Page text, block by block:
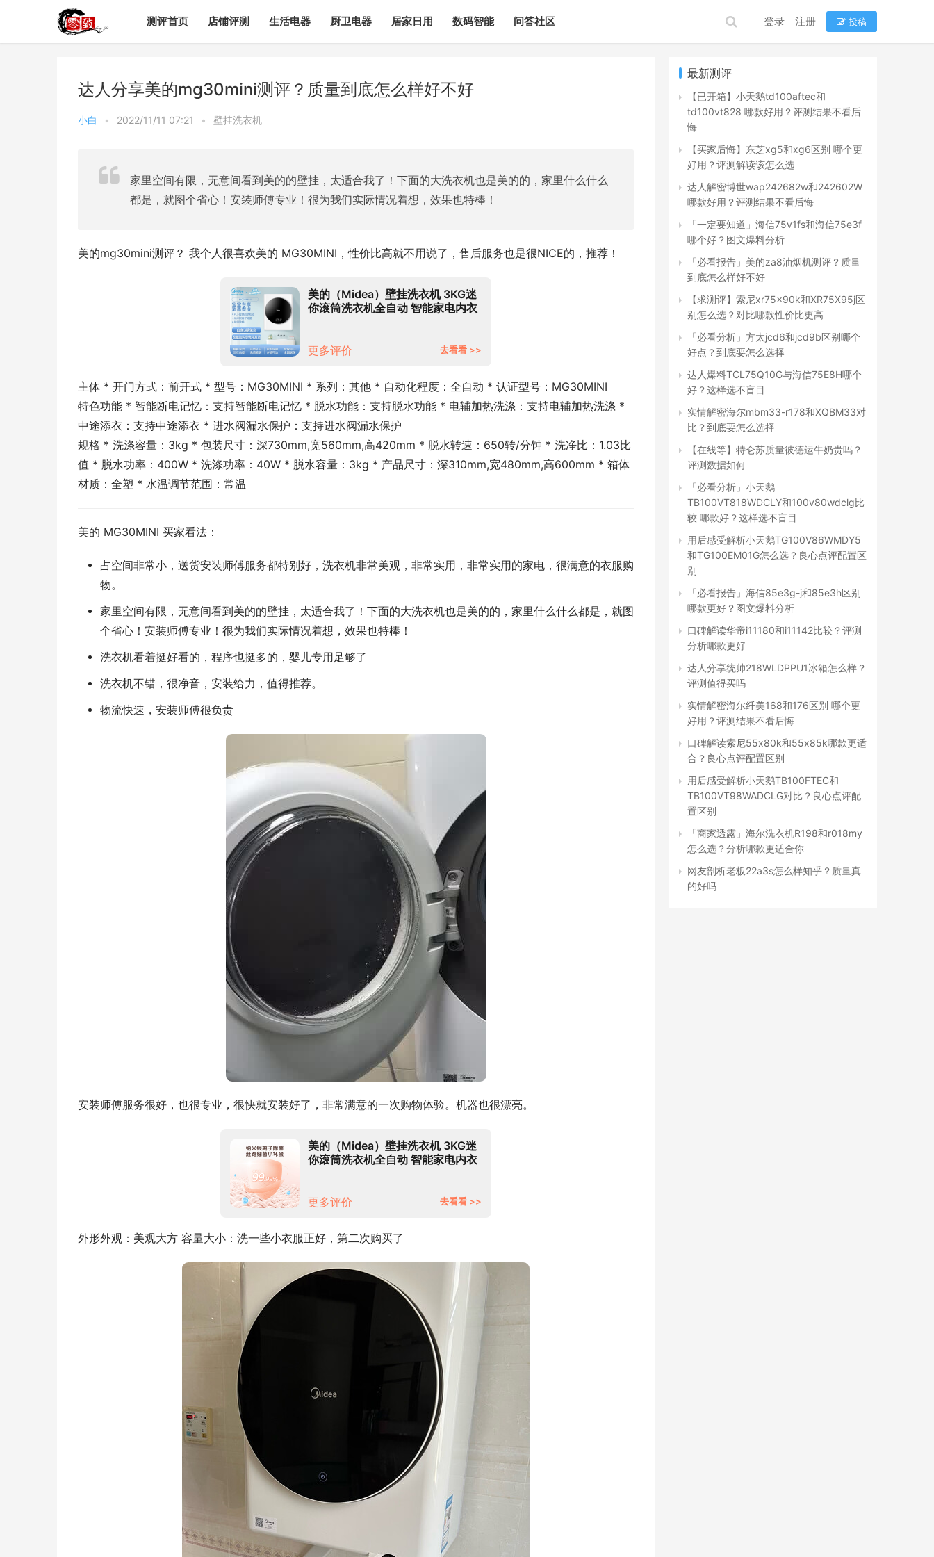
测评首页 店铺评测 生活电器 厨卫电器 居家日用 数码智能 问答社区 登录 注册 投稿
达人分享美的mg30mini测评？质量到底怎么样好不好
小白 • 2022/11/11 07:21 • 壁挂洗衣机
家里空间有限，无意间看到美的的壁挂，太适合我了！下面的大洗衣机也是美的的，家里什么什么
都是，就图个省心！安装师傅专业！很为我们实际情况着想，效果也特棒！
美的mg30mini测评？ 我个人很喜欢美的 MG30MINI，性价比高就不用说了，售后服务也是很NICE的，推荐！
美的（Midea）壁挂洗衣机 3KG迷
你滚筒洗衣机全自动 智能家电内衣
更多评价
去看看 >>
主体 * 开门方式：前开式 * 型号：MG30MINI * 系列：其他 * 自动化程度：全自动 * 认证型号：MG30MINI
特色功能 * 智能断电记忆：支持智能断电记忆 * 脱水功能：支持脱水功能 * 电辅加热洗涤：支持电辅加热洗涤 *
中途添衣：支持中途添衣 * 进水阀漏水保护：支持进水阀漏水保护
规格 * 洗涤容量：3kg * 包装尺寸：深730mm,宽560mm,高420mm * 脱水转速：650转/分钟 * 洗净比：1.03比
值 * 脱水功率：400W * 洗涤功率：40W * 脱水容量：3kg * 产品尺寸：深310mm,宽480mm,高600mm * 箱体
材质：全塑 * 水温调节范围：常温
美的 MG30MINI 买家看法：
占空间非常小，送货安装师傅服务都特别好，洗衣机非常美观，非常实用，非常实用的家电，很满意的衣服购
物。
家里空间有限，无意间看到美的的壁挂，太适合我了！下面的大洗衣机也是美的的，家里什么什么都是，就图
个省心！安装师傅专业！很为我们实际情况着想，效果也特棒！
洗衣机看着挺好看的，程序也挺多的，婴儿专用足够了
洗衣机不错，很净音，安装给力，值得推荐。
物流快速，安装师傅很负责
安装师傅服务很好，也很专业，很快就安装好了，非常满意的一次购物体验。机器也很漂亮。
美的（Midea）壁挂洗衣机 3KG迷
你滚筒洗衣机全自动 智能家电内衣
更多评价
去看看 >>
外形外观：美观大方 容量大小：洗一些小衣服正好，第二次购买了
最新测评
【已开箱】小天鹅td100aftec和
td100vt828 哪款好用？评测结果不看后
悔
【买家后悔】东芝xg5和xg6区别 哪个更
好用？评测解读该怎么选
达人解密博世wap242682w和242602W
哪款好用？评测结果不看后悔
「一定要知道」海信75v1fs和海信75e3f
哪个好？图文爆料分析
「必看报告」美的za8油烟机测评？质量
到底怎么样好不好
【求测评】索尼xr75x90k和XR75X95j区
别怎么选？对比哪款性价比更高
「必看分析」方太jcd6和jcd9b区别哪个
好点？到底要怎么选择
达人爆料TCL75Q10G与海信75E8H哪个
好？这样选不盲目
实情解密海尔mbm33-r178和XQBM33对
比？到底要怎么选择
【在线等】特仑苏质量彼德运牛奶贵吗？
评测数据如何
「必看分析」小天鹅
TB100VT818WDCLY和100v80wdclg比
较 哪款好？这样选不盲目
用后感受解析小天鹅TG100V86WMDY5
和TG100EM01G怎么选？良心点评配置区
别
「必看报告」海信85e3g-j和85e3h区别
哪款更好？图文爆料分析
口碑解读华帝i11180和i11142比较？评测
分析哪款更好
达人分享统帅218WLDPPU1冰箱怎么样？
评测值得买吗
实情解密海尔纤美168和176区别 哪个更
好用？评测结果不看后悔
口碑解读索尼55x80k和55x85k哪款更适
合？良心点评配置区别
用后感受解析小天鹅TB100FTEC和
TB100VT98WADCLG对比？良心点评配
置区别
「商家透露」海尔洗衣机R198和r018my
怎么选？分析哪款更适合你
网友剖析老板22a3s怎么样知乎？质量真
的好吗